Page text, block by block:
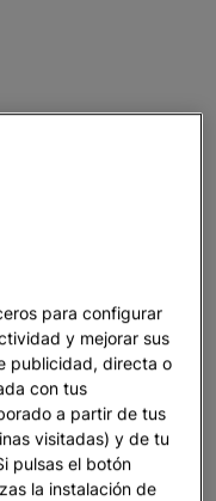
para configurar
y mejorar sus
publicidad, directa o
con tus
a partir de tus
visitadas) y de tu
pulsas el botón
la instalación de